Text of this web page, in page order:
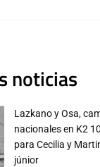
noticias
Lazkano y Osa,
nacionales en K2
para Cecilia y
júnior